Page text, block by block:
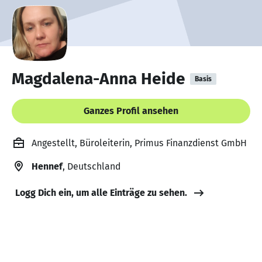
Magdalena-Anna Heide Basis
Ganzes Profil ansehen
Angestellt, Büroleiterin, Primus Finanzdienst GmbH
Hennef, Deutschland
Logg Dich ein, um alle Einträge zu sehen.